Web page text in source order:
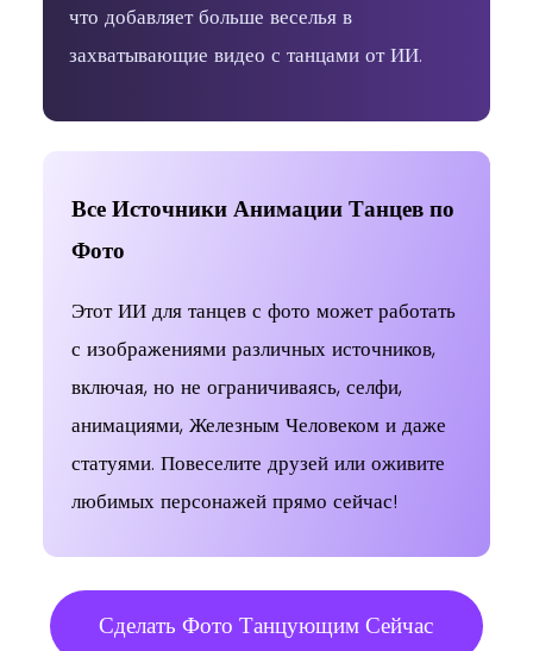
Body Sway Fun Dance Body Shake
Body Hit Fun dance Body Shake
что добавляет больше веселья в
захватывающие видео с танцами от ИИ.
Все Источники Анимации Танцев по
Фото
Этот ИИ для танцев с фото может работать
с изображениями различных источников,
включая, но не ограничиваясь, селфи,
анимациями, Железным Человеком и даже
статуями. Повеселите друзей или оживите
любимых персонажей прямо сейчас!
Сделать Фото Танцующим Сейчас